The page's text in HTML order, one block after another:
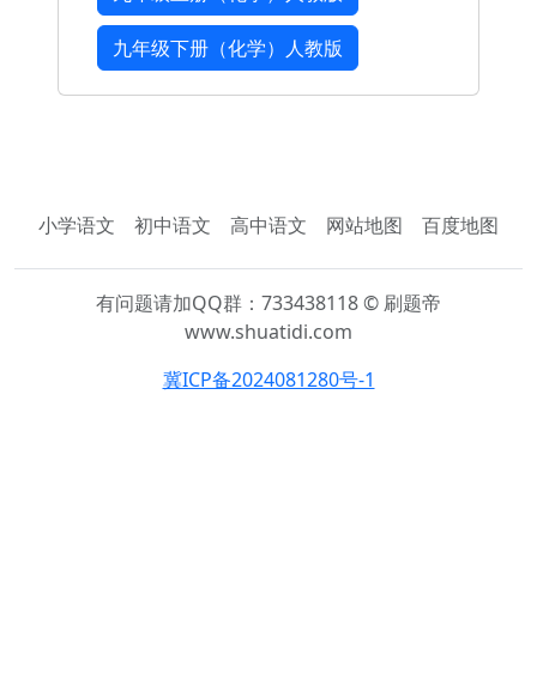
九年级下册（化学）人教版
小学语文 初中语文 高中语文 网站地图 百度地图
有问题请加QQ群：733438118 © 刷题帝
www.shuatidi.com
冀ICP备2024081280号-1